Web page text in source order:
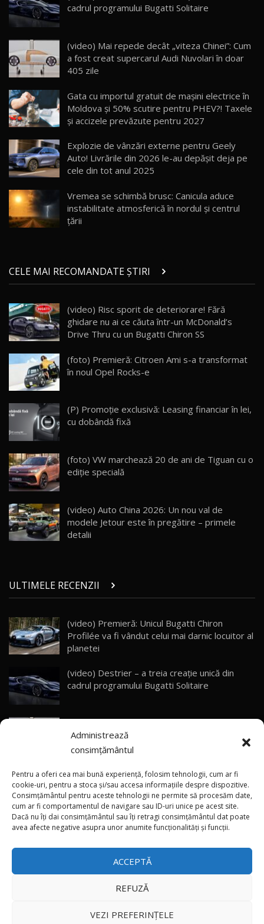
Administrează
consimțământul
Pentru a oferi cea mai bună experiență, folosim tehnologii, cum ar fi
cookie-uri, pentru a stoca și/sau accesa informațiile despre dispozitive.
Consimțământul pentru aceste tehnologii ne permite să procesăm date,
cum ar fi comportamentul de navigare sau ID-uri unice pe acest site.
Dacă nu îți dai consimțământul sau îți retragi consimțământul dat poate
avea afecte negative asupra unor anumite funcționalități și funcții.
ACCEPTĂ
REFUZĂ
VEZI PREFERINȚELE
AutoBlogMD
13:10
17 20:06
Va fi modelul nr.1 BYD în Moldova? BYD Seal U
30:08
Noul Geely EX5 EM-i care a cucerit Moldova
AutoBlog.MD
23:36
20
21
Micul BYD Dolphin Surf / Test Drive
AutoBlog.MD
16:59
22
Noua Mazda 6e / Test Drive AutoBlog.MD
26:59
Lynk & Co 01 / Test Drive AutoBlog.MD
25:19
24
ZEEKR 009: Cel mai Performant și Confortabil
Van Electric Testat în Moldova / AutoBlog.MD
26:38
25
mai Exclusiv și Puternic Defender Testat în
Moldova
32:21
26
AutoBlog.MD
10:57
28
Noul Geely Monjaro 2025! Mai ieftin și mai
dotat / Test Drive AutoBlog.MD
29
ZEEKR 9X - PRIMUL TEST DRIVE ÎN ROMÂNĂ!
CUM SE CONDUCE?
33:40
30
Primele impresii despre BYD Seal U DM-i,
Sealion 7 și Seal 5 DM-i / Test Drive
AutoBlog.MD
13:56
Noul Volvo EX90 / Test Drive AutoBlog.MD
32:06
33
MG RX5 - își merită banii? / Test Drive
AutoBlog.MD
34
Noul DACIA DUSTER DIESEL! Primul test drive în
română
Noul Mercedes-Benz E 350 e - cât consumă?! /
Test Drive AutoBlog.MD
cadrul programului Bugatti Solitaire
(video) Mai repede decât „viteza Chinei”: Cum
a fost creat supercarul Audi Nuvolari în doar
405 zile
Gata cu importul gratuit de mașini electrice în
Moldova și 50% scutire pentru PHEV?! Taxele
și accizele prevăzute pentru 2027
Explozie de vânzări externe pentru Geely
Auto! Livrările din 2026 le-au depășit deja pe
cele din tot anul 2025
Vremea se schimbă brusc: Canicula aduce
instabilitate atmosferică în nordul și centrul
țării
CELE MAI RECOMANDATE ȘTIRI
(video) Risc sporit de deteriorare! Fără
ghidare nu ai ce căuta într-un McDonald’s
Drive Thru cu un Bugatti Chiron SS
(foto) Premieră: Citroen Ami s-a transformat
în noul Opel Rocks-e
(P) Promoție exclusivă: Leasing financiar în lei,
cu dobândă fixă
(foto) VW marchează 20 de ani de Tiguan cu o
ediție specială
(video) Auto China 2026: Un nou val de
modele Jetour este în pregătire – primele
detalii
ULTIMELE RECENZII
(video) Premieră: Unicul Bugatti Chiron
Profilée va fi vândut celui mai darnic locuitor al
planetei
(video) Destrier – a treia creație unică din
cadrul programului Bugatti Solitaire
(video) Mai repede decât „viteza Chinei”: Cum
a fost creat supercarul Audi Nuvolari în doar
405 zile
(video) Premieră pe Coasta de Azur: Cel mai
puternic și rapid Audi din istorie
(video) Noul Toyota RAV4 este la Chișinău –
primul contact AutoBlog.MD
×